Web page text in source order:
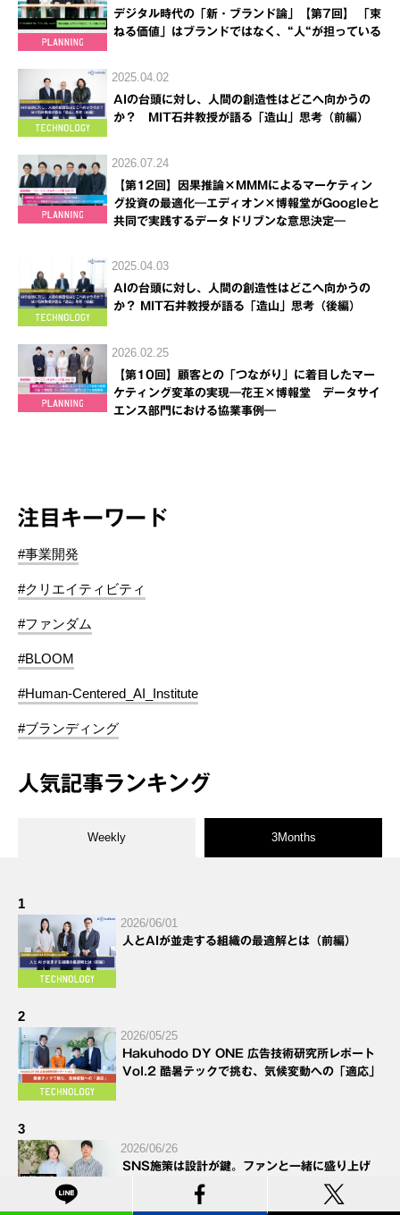
デジタル時代の「新・ブランド論」【第7回】 「束
ねる価値」はブランドではなく、“人“が担っている
2025.04.02
AIの台頭に対し、人間の創造性はどこへ向かうの
か？ MIT石井教授が語る「造山」思考（前編）
2026.07.24
【第12回】因果推論×MMMによるマーケティン
グ投資の最適化―エディオン×博報堂がGoogleと
共同で実践するデータドリブンな意思決定―
2025.04.03
AIの台頭に対し、人間の創造性はどこへ向かうの
か？ MIT石井教授が語る「造山」思考（後編）
2026.02.25
【第10回】顧客との「つながり」に着目したマー
ケティング変革の実現―花王×博報堂 データサイ
エンス部門における協業事例―
注目キーワード
#事業開発
#クリエイティビティ
#ファンダム
#BLOOM
#Human-Centered_AI_Institute
#ブランディング
人気記事ランキング
Weekly 3Months
1
2026/06/01
人とAIが並走する組織の最適解とは（前編）
2
2026/05/25
Hakuhodo DY ONE 広告技術研究所レポート
Vol.2 酷暑テックで挑む、気候変動への「適応」
3
2026/06/26
SNS施策は設計が鍵。ファンと一緒に盛り上げ
る、「界隈理解」に根ざしたSNSプロモーション